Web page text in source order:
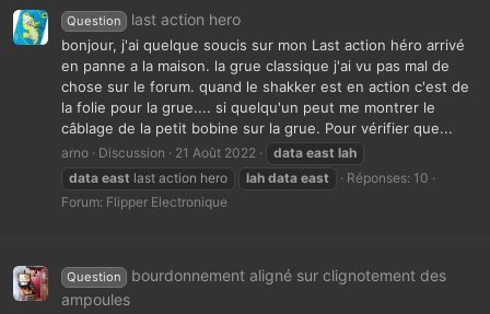
Question last action hero
bonjour, j'ai quelque soucis sur mon Last action héro arrivé
en panne a la maison. la grue classique j'ai vu pas mal de
chose sur le forum. quand le shakker est en action c'est de
la folie pour la grue.... si quelqu'un peut me montrer le
câblage de la petit bobine sur la grue. Pour vérifier que...
arno Discussion 21 Août 2022 data east lah
data east last action hero lah data east
Réponses: 10
Forum: Flipper Electronique
Question
bourdonnement aligné sur clignotement des
ampoules